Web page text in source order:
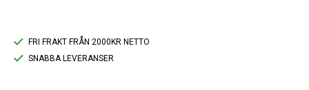
FRI FRAKT FRÅN 2000KR NETTO
SNABBA LEVERANSER